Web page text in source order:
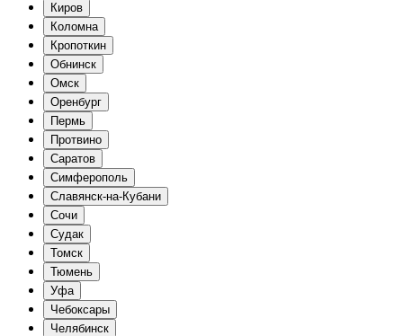
Киров
Коломна
Кропоткин
Обнинск
Омск
Оренбург
Пермь
Протвино
Саратов
Симферополь
Славянск-на-Кубани
Сочи
Судак
Томск
Тюмень
Уфа
Чебоксары
Челябинск